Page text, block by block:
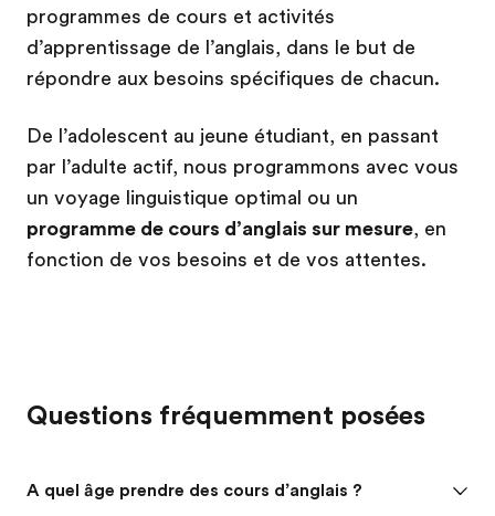
programmes de cours et activités
d’apprentissage de l’anglais, dans le but de
répondre aux besoins spécifiques de chacun.
De l’adolescent au jeune étudiant, en passant
par l’adulte actif, nous programmons avec vous
un voyage linguistique optimal ou un
programme de cours d’anglais sur mesure, en
fonction de vos besoins et de vos attentes.
Questions fréquemment posées
A quel âge prendre des cours d’anglais ?